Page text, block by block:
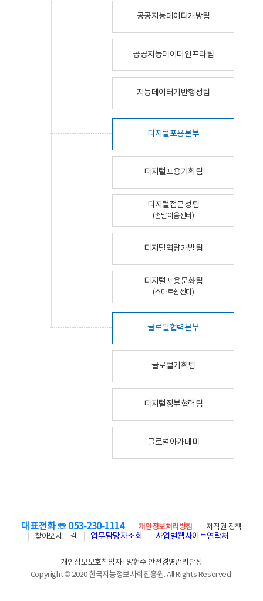
공공지능데이터개방팀
공공지능데이터인프라팀
지능데이터기반행정팀
디지털포용본부
디지털포용기획팀
디지털접근성팀
(손말이음센터)
디지털역량개발팀
디지털포용문화팀
(스마트쉼센터)
글로벌협력본부
글로벌기획팀
디지털정부협력팀
글로벌아카데미
대표전화 ☏ 053-230-1114 개인정보처리방침
저작권 정책
찾아오시는 길
업무담당자조회 사업별웹사이트연락처
개인정보보호책임자 : 양현수 안전경영관리단장
Copyright © 2020 한국지능정보사회진흥원. All Rights Reserved.